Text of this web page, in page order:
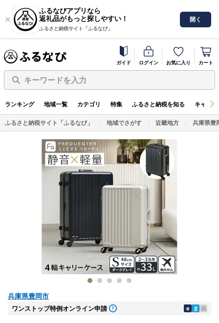
ふるなびアプリなら
返礼品がもっと探しやすい！
ふるさと納税サイト「ふるなび」
開く
ガイド ログイン お気に入り カート
キーワードを入力
ランキング 地域一覧 カテゴリ 特集 ふるさと納税を知る キャン
ふるさと納税サイト「ふるなび」 地域でさがす 近畿地方 兵庫県豊
兵庫県豊岡市
ワンストップ特例オンライン申請 e ま 自